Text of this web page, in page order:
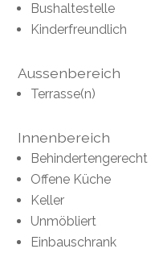
Bushaltestelle
Kinderfreundlich
Aussenbereich
Terrasse(n)
Innenbereich
Behindertengerecht
Offene Küche
Keller
Unmöbliert
Einbauschrank